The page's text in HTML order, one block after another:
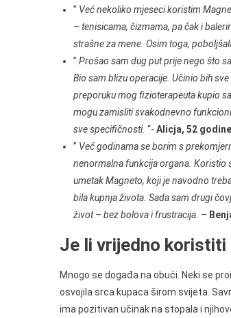
” Već nekoliko mjeseci koristim
– tenisicama, čizmama, pa čak i
strašne za mene. Osim toga,
” Prošao sam dug put prije nego što
Bio sam blizu operacije. Učinio bih
preporuku mog fizioterapeuta kupio
mogu zamisliti svakodnevno
sve specifičnosti. “- Alicja, 52 godine
” Već godinama se borim s
nenormalna funkcija organa. Koristio
umetak Magneto, koji je navodno
bila kupnja života. Sada sam drugi
život – bez bolova i frustracija. –
Je li vrijedno koristiti
Mnogo se događa na obući. Neki se
osvojila srca kupaca širom svijeta.
ima pozitivan učinak na stopala i